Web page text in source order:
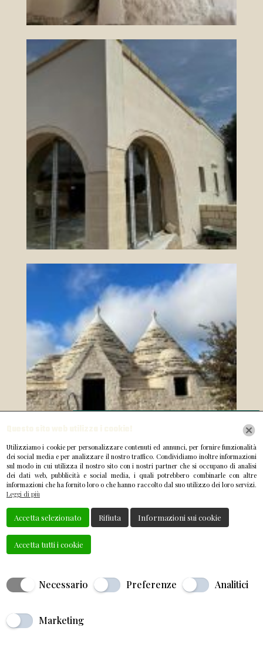
Utilizziamo i cookie per personalizzare contenuti ed annunci, per fornire funzionalità
dei social media e per analizzare il nostro traffico. Condividiamo inoltre informazioni
sul modo in cui utilizza il nostro sito con i nostri partner che si occupano di analisi
dei dati web, pubblicità e social media, i quali potrebbero combinarle con altre
informazioni che ha fornito loro o che hanno raccolto dal suo utilizzo dei loro servizi.
Leggi di più
Accetta selezionato Rifiuta Informazioni sui cookie
Accetta tutti i cookie
Necessario Preferenze Analitici
Marketing